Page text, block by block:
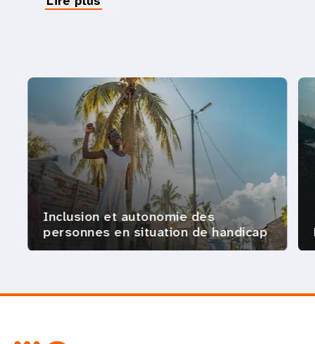
Inclusion et autonomie des
personnes en situation de handicap